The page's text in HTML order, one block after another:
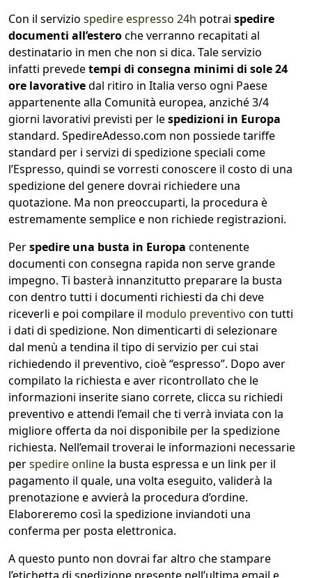
Con il servizio spedire espresso 24h potrai spedire
documenti all’esteroche verranno recapitati al
destinatario in men che non si dica. Tale servizio
infatti prevedetempi di consegna minimi di sole 24
ore lavorativedal ritiro in Italia verso ogni Paese
appartenente alla Comunità europea, anziché 3/4
giorni lavorativi previsti per lespedizioni in Europa
standard. SpedireAdesso.com non possiede tariffe
standard per i servizi di spedizione speciali come
l’Espresso, quindi se vorresti conoscere il costo di una
spedizione del genere dovrai richiedere una
quotazione. Ma non preoccuparti, la procedura è
estremamente semplice e non richiede registrazioni.
Perspedire una busta in Europa contenente
documenti con consegna rapida non serve grande
impegno. Ti basterà innanzitutto preparare la busta
con dentro tutti i documenti richiesti da chi deve
riceverli e poi compilare il modulo preventivo con tutti
i dati di spedizione. Non dimenticarti di selezionare
dal menù a tendina il tipo di servizio per cui stai
richiedendo il preventivo, cioè “espresso”. Dopo aver
compilato la richiesta e aver ricontrollato che le
informazioni inserite siano correte, clicca su richiedi
preventivo e attendi l’email che ti verrà inviata con la
migliore offerta da noi disponibile per la spedizione
richiesta. Nell’email troverai le informazioni necessarie
perspedire online la busta espressa e un link per il
pagamento il quale, una volta eseguito, validerà la
prenotazione e avvierà la procedura d’ordine.
Elaboreremo così la spedizione inviandoti una
conferma per posta elettronica.
A questo punto non dovrai far altro che stampare